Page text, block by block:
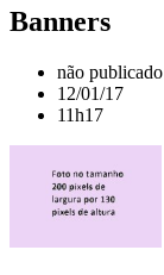
Banners
não publicado
12/01/17
11h17